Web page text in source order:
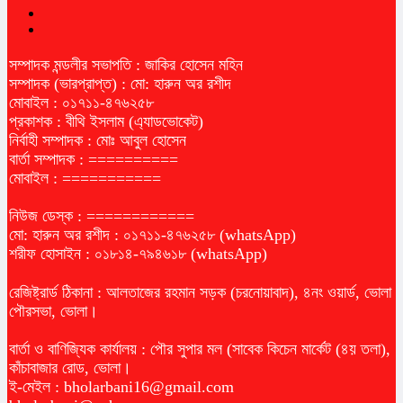
সম্পাদক মন্ডলীর সভাপতি : জাকির হোসেন মহিন
সম্পাদক (ভারপ্রাপ্ত) : মো: হারুন অর রশীদ
মোবাইল : ০১৭১১-৪৭৬২৫৮
প্রকাশক : বীথি ইসলাম (এ্যাডভোকেট)
নির্বাহী সম্পাদক : মোঃ আবুল হোসেন
বার্তা সম্পাদক : ==========
মোবাইল : ===========
নিউজ ডেস্ক : ============
মো: হারুন অর রশীদ : ০১৭১১-৪৭৬২৫৮ (whatsApp)
শরীফ হোসাইন : ০১৮১৪-৭৯৪৬১৮ (whatsApp)
রেজিষ্ট্রার্ড ঠিকানা : আলতাজের রহমান সড়ক (চরনোয়াবাদ), ৪নং ওয়ার্ড, ভোলা
পৌরসভা, ভোলা।
বার্তা ও বাণিজ্যিক কার্যালয় : পৌর সুপার মল (সাবেক কিচেন মার্কেট (৪য় তলা),
কাঁচাবাজার রোড, ভোলা।
ই-মেইল : bholarbani16@gmail.com